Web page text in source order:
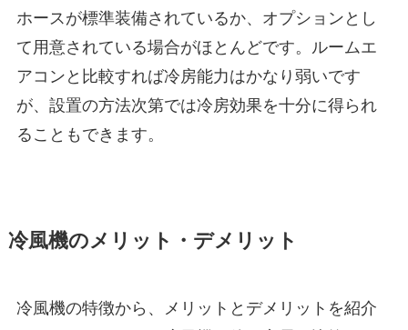
ホースが標準装備されているか、オプションとし
て用意されている場合がほとんどです。ルームエ
アコンと比較すれば冷房能力はかなり弱いです
が、設置の方法次第では冷房効果を十分に得られ
ることもできます。
冷風機のメリット・デメリット
冷風機の特徴から、メリットとデメリットを紹介